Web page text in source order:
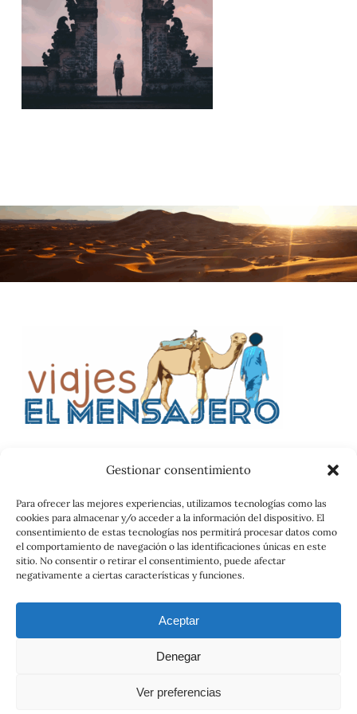
Gestionar consentimiento
Para ofrecer las mejores experiencias, utilizamos tecnologías como las
cookies para almacenar y/o acceder a la información del dispositivo. El
consentimiento de estas tecnologías nos permitirá procesar datos como
el comportamiento de navegación o las identificaciones únicas en este
sitio. No consentir o retirar el consentimiento, puede afectar
negativamente a ciertas características y funciones.
Aceptar
Denegar
Ver preferencias
Contrato
© 2026 Viajes el Mensajero. |maria@viajeselmensajero.com